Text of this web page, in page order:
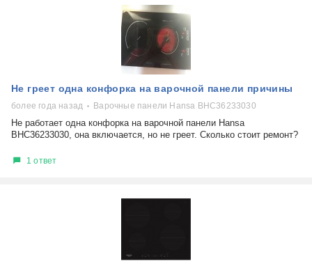
самопроизвольное выключение
самостоятельный ремонт
выдает ошибку
плохо работает
решение проблемы
Не греет одна конфорка на варочной панели причины
более года назад Варочные панели Hansa BHC36233030
Не работает одна конфорка на варочной панели Hansa
BHC36233030, она включается, но не греет. Сколько стоит ремонт?
1 ответ